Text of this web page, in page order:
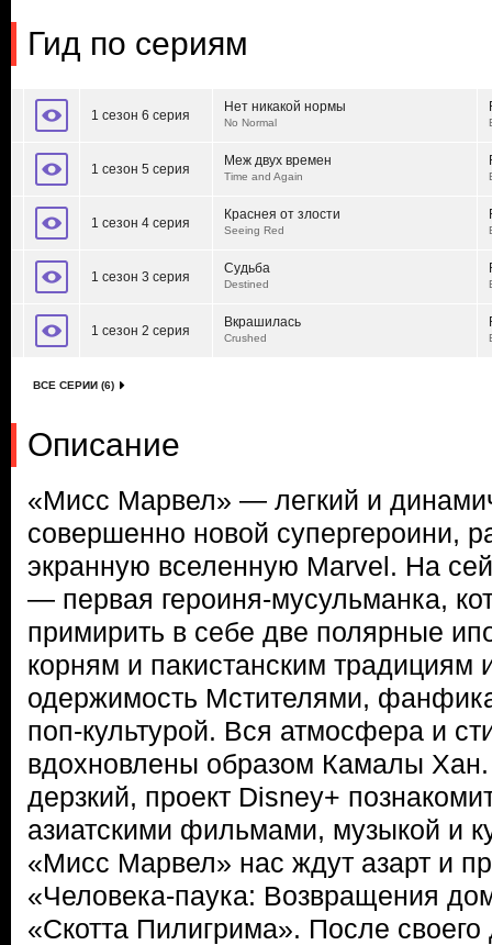
Гид по сериям
1 сезон 6 серия
Нет никакой нормы
No Normal
1 сезон 5 серия
Меж двух времен
Time and Again
1 сезон 4 серия
Краснея от злости
Seeing Red
1 сезон 3 серия
Судьба
Destined
1 сезон 2 серия
Вкрашилась
Crushed
ВСЕ СЕРИИ (6)
Описание
«Мисс Марвел» — легкий и
совершенно новой супергероини,
экранную вселенную Marvel. На
— первая героиня-мусульманка,
примирить в себе две полярные
корням и пакистанским традициям
одержимость Мстителями,
поп-культурой. Вся атмосфера и
вдохновлены образом Камалы
дерзкий, проект Disney+
азиатскими фильмами, музыкой и
«Мисс Марвел» нас ждут азарт и
«Человека-паука: Возвращения
«Скотта Пилигрима». После